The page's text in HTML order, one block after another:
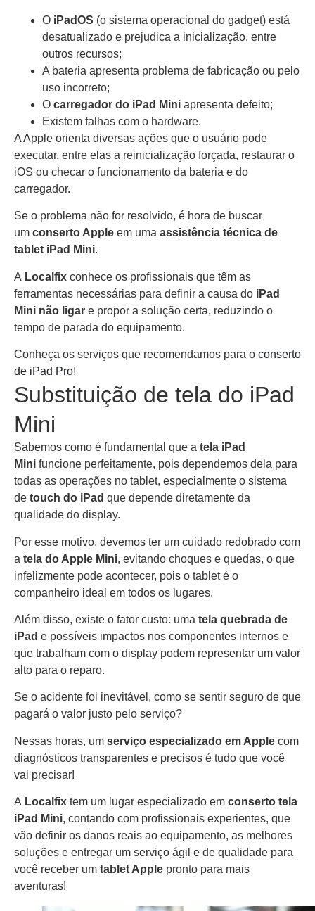
O iPadOS (o sistema operacional do gadget) está
desatualizado e prejudica a inicialização, entre
outros recursos;
A bateria apresenta problema de fabricação ou pelo
uso incorreto;
O carregador do iPad Mini apresenta defeito;
Existem falhas com o hardware.
A Apple orienta diversas ações que o usuário pode
executar, entre elas a reinicialização forçada, restaurar o
iOS ou checar o funcionamento da bateria e do
carregador.
Se o problema não for resolvido, é hora de buscar
um conserto Apple em uma assistência técnica de
tablet iPad Mini.
A Localfix conhece os profissionais que têm as
ferramentas necessárias para definir a causa do iPad
Mini não ligar e propor a solução certa, reduzindo o
tempo de parada do equipamento.
Conheça os serviços que recomendamos para o conserto
de iPad Pro!
Substituição de tela do iPad
Mini
Sabemos como é fundamental que a tela iPad
Mini funcione perfeitamente, pois dependemos dela para
todas as operações no tablet, especialmente o sistema
de touch do iPad que depende diretamente da
qualidade do display.
Por esse motivo, devemos ter um cuidado redobrado com
a tela do Apple Mini, evitando choques e quedas, o que
infelizmente pode acontecer, pois o tablet é o
companheiro ideal em todos os lugares.
Além disso, existe o fator custo: uma tela quebrada de
iPad e possíveis impactos nos componentes internos e
que trabalham com o display podem representar um valor
alto para o reparo.
Se o acidente foi inevitável, como se sentir seguro de que
pagará o valor justo pelo serviço?
Nessas horas, um serviço especializado em Apple com
diagnósticos transparentes e precisos é tudo que você
vai precisar!
A Localfix tem um lugar especializado em conserto tela
iPad Mini, contando com profissionais experientes, que
vão definir os danos reais ao equipamento, as melhores
soluções e entregar um serviço ágil e de qualidade para
você receber um tablet Apple pronto para mais
aventuras!